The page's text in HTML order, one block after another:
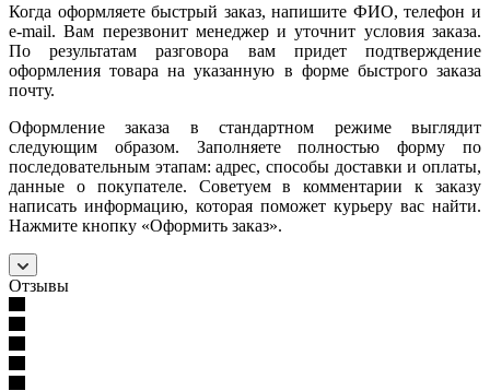
Когда оформляете быстрый заказ, напишите ФИО, телефон и
e-mail. Вам перезвонит менеджер и уточнит условия заказа.
По результатам разговора вам придет подтверждение
оформления товара на указанную в форме быстрого заказа
почту.
Оформление заказа в стандартном режиме выглядит
следующим образом. Заполняете полностью форму по
последовательным этапам: адрес, способы доставки и оплаты,
данные о покупателе. Советуем в комментарии к заказу
написать информацию, которая поможет курьеру вас найти.
Нажмите кнопку «Оформить заказ».
Отзывы